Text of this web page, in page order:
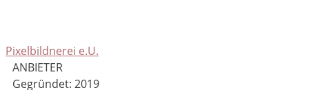
Pixelbildnerei e.U.
ANBIETER
Gegründet: 2019